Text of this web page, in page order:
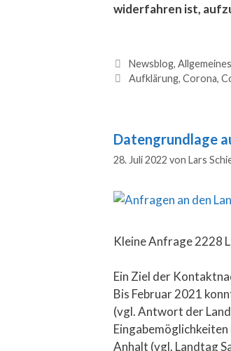
widerfahren ist,
Newsblog, Allgemeines
Aufklärung, Corona,
Datengrundlage
28. Juli 2022 von Lars
Kleine Anfrage 2228
Ein Ziel der
Bis Februar 2021
(vgl. Antwort der
Anhalt (vgl. Landtag